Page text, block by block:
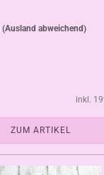
(Ausland abweichend)
inkl.
ZUM ARTIKEL